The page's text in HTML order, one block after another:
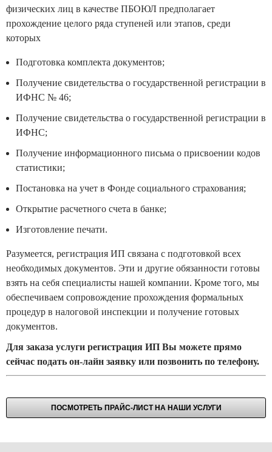
физических лиц в качестве ПБОЮЛ предполагает
прохождение целого ряда ступеней или этапов, среди
которых
Подготовка комплекта документов;
Получение свидетельства о государственной регистрации в
ИФНС № 46;
Получение свидетельства о государственной регистрации в
ИФНС;
Получение информационного письма о присвоении кодов
статистики;
Постановка на учет в Фонде социального страхования;
Открытие расчетного счета в банке;
Изготовление печати.
Разумеется, регистрация ИП связана с подготовкой всех
необходимых документов. Эти и другие обязанности готовы
взять на себя специалисты нашей компании. Кроме того, мы
обеспечиваем сопровождение прохождения формальных
процедур в налоговой инспекции и получение готовых
документов.
Для заказа услуги регистрация ИП Вы можете прямо
сейчас подать он-лайн заявку или позвонить по телефону.
ПОСМОТРЕТЬ ПРАЙС-ЛИСТ НА НАШИ УСЛУГИ